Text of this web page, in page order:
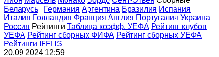
Беларусь
Германия Аргентина Бразилия Испания
Италия Голландия Франция Англия Португалия Украина
Россия Рейтинги Таблица коэфф. УЕФА Рейтинг клубов
УЕФА Рейтинг сборных ФИФА Рейтинг сборных УЕФА
Рейтинги IFFHS
20.09 2024 12:59